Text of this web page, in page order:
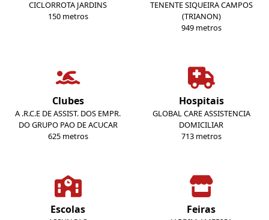
CICLORROTA JARDINS
150 metros
TENENTE SIQUEIRA CAMPOS
(TRIANON)
949 metros
Clubes
A .R.C.E DE ASSIST. DOS EMPR.
DO GRUPO PAO DE ACUCAR
625 metros
Hospitais
GLOBAL CARE ASSISTENCIA
DOMICILIAR
713 metros
Escolas Feiras